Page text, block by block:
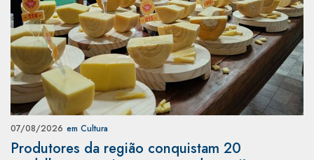
07/08/2026 em Cultura
Produtores da região conquistam 20